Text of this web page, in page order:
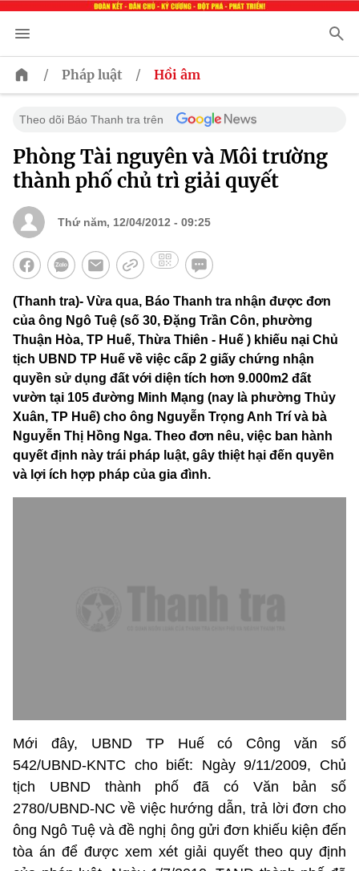
/ Pháp luật / Hồi âm
Theo dõi Báo Thanh tra trên
Phòng Tài nguyên và Môi trường
thành phố chủ trì giải quyết
Thứ năm, 12/04/2012 - 09:25
(Thanh tra)- Vừa qua, Báo Thanh tra nhận được đơn
của ông Ngô Tuệ (số 30, Đặng Trần Côn, phường
Thuận Hòa, TP Huế, Thừa Thiên - Huế ) khiếu nại Chủ
tịch UBND TP Huế về việc cấp 2 giấy chứng nhận
quyền sử dụng đất với diện tích hơn 9.000m2 đất
vườn tại 105 đường Minh Mạng (nay là phường Thủy
Xuân, TP Huế) cho ông Nguyễn Trọng Anh Trí và bà
Nguyễn Thị Hồng Nga. Theo đơn nêu, việc ban hành
quyết định này trái pháp luật, gây thiệt hại đến quyền
và lợi ích hợp pháp của gia đình.
Mới đây, UBND TP Huế có Công văn số
542/UBND-KNTC cho biết: Ngày 9/11/2009, Chủ
tịch UBND thành phố đã có Văn bản số
2780/UBND-NC về việc hướng dẫn, trả lời đơn cho
ông Ngô Tuệ và đề nghị ông gửi đơn khiếu kiện đến
tòa án để được xem xét giải quyết theo quy định